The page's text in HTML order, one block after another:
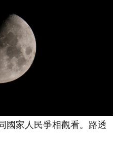
國家人民爭相觀看。路透